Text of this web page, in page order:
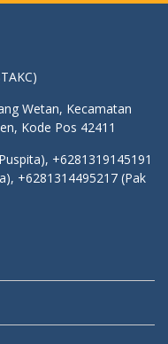
Wetan, Kecamatan
Kode Pos 42411
+6281319145191
+6281314495217 (Pak